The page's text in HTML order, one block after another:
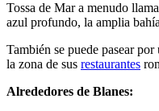
Tossa de Mar a menudo
azul profundo, la amplia
También se puede pasear
la zona de sus restaurantes
Alrededores de Blanes: